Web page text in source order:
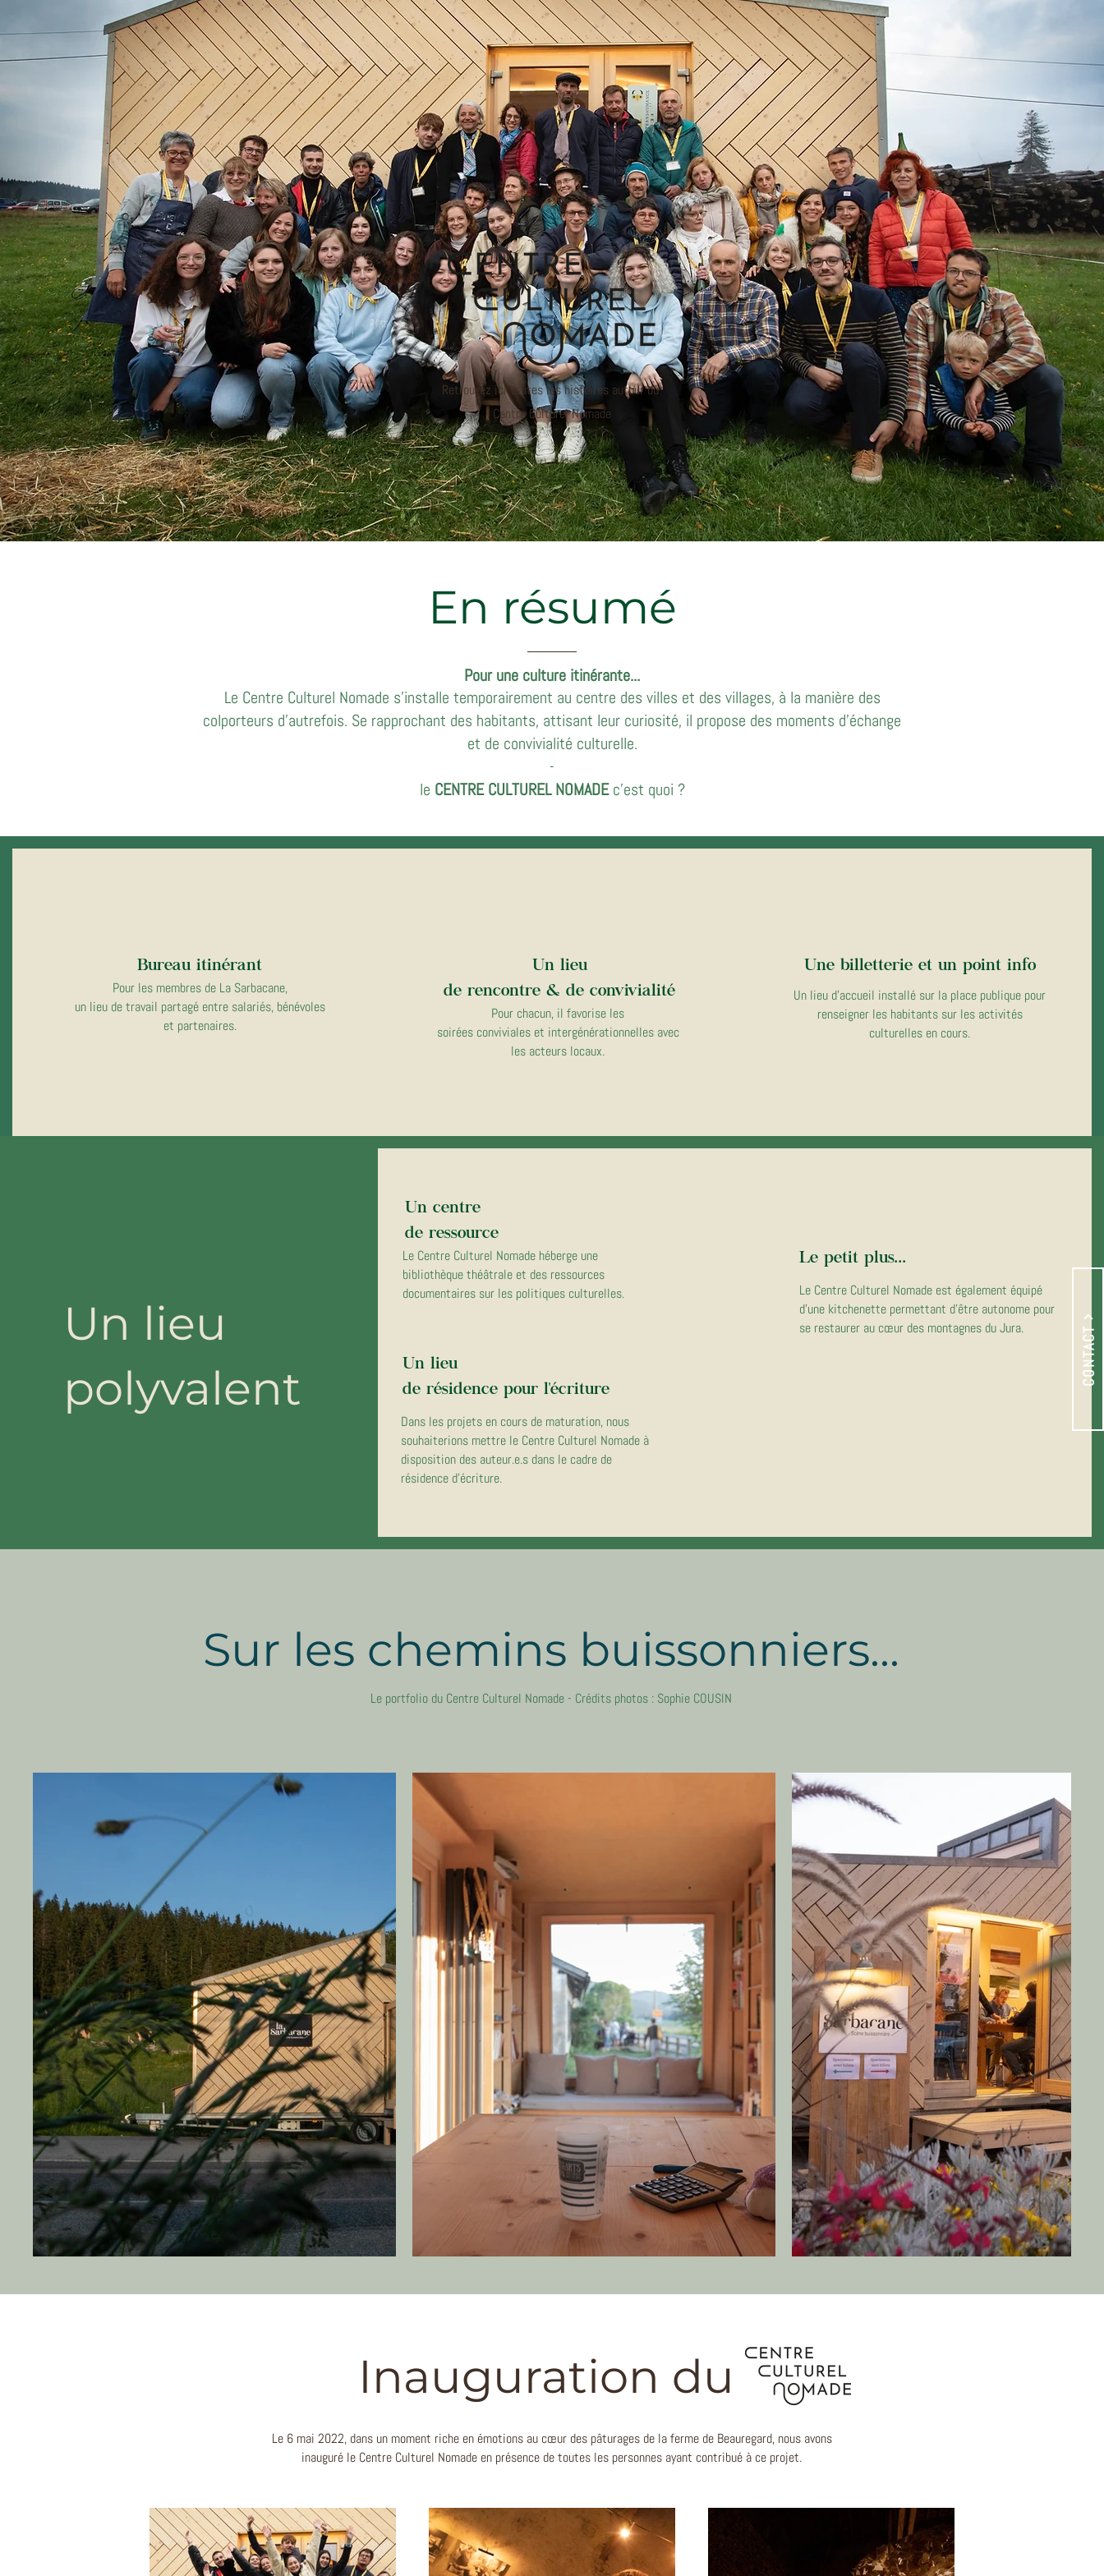
CONTACT
Retrouvez ici toutes les histoires autour du
Centre Culturel Nomade
En résumé
Pour une culture itinérante...
Le Centre Culturel Nomade s’installe temporairement au centre des villes et des villages, à la manière des
colporteurs d’autrefois. Se rapprochant des habitants, attisant leur curiosité, il propose des moments d’échange
et de convivialité culturelle.
-
le CENTRE CULTUREL NOMADEc'est quoi ?
Bureau itinérant
Pour les membres de La Sarbacane,
un lieu de travail partagé entre salariés, bénévoles
et partenaires.
Un lieu
de rencontre & de convivialité
Pour chacun, il favorise les
soirées conviviales et intergénérationnelles avec
les acteurs locaux.
Une billetterie et un point info
Un lieu d'accueil installé sur la place publique pour
renseigner les habitants sur les activités
culturelles en cours.
Un lieu
polyvalent
Un centre
de ressource
Le Centre Culturel Nomade héberge une
bibliothèque théâtrale et des ressources
documentaires sur les politiques culturelles.
Le petit plus...
Le Centre Culturel Nomade est également équipé
d'une kitchenette permettant d'être autonome pour
se restaurer au cœur des montagnes du Jura.
Un lieu
de résidence pour l'écriture
Dans les projets en cours de maturation, nous
souhaiterions mettre le Centre Culturel Nomade à
disposition des auteur.e.s dans le cadre de
résidence d'écriture.
Sur les chemins buissonniers...
Le portfolio du Centre Culturel Nomade - Crédits photos : Sophie COUSIN
Inauguration du
Le 6 mai 2022, dans un moment riche en émotions au cœur des pâturages de la ferme de Beauregard, nous avons
inauguré le Centre Culturel Nomade en présence de toutes les personnes ayant contribué à ce projet.